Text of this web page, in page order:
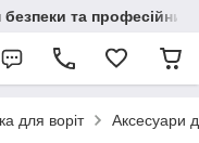
та професійних
для воріт Аксесуари